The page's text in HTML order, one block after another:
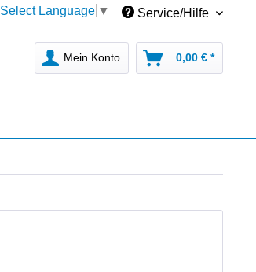
Select Language ▼ Service/Hilfe
Mein Konto 0,00 € *